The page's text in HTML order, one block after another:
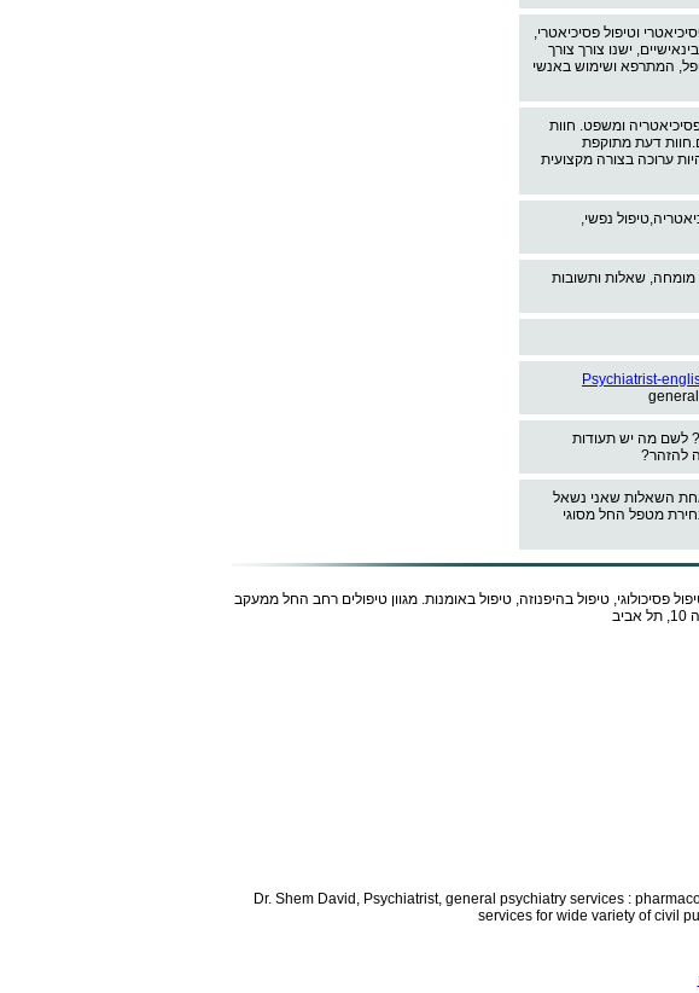
וטיפול פסיכיאטרי,
ישנו צורך צורך
המתרפא ושימוש באנשי
ומשפט. חוות
דעת מתוקפת
ערוכה בצורה מקצועית
נפשי,
מומחה, שאלות ותשובות
Psychiatrist-
לשם מה יש תעודות
להזהר?
השאלות שאני נשאל
מטפל החל מסוגי
פסיכולוגי, טיפול בהיפנוזה, טיפול באומנות. מגוון טיפולים רחב החל ממעקב
Dr. Shem David, Psychiatrist, general psychiatry services :
services for wide variety of civil